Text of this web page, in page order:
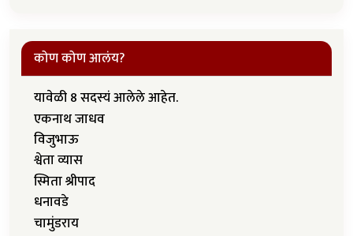
कोण कोण आलंय?
यावेळी 8 सदस्यं आलेले आहेत.
एकनाथ जाधव
विजुभाऊ
श्वेता व्यास
स्मिता श्रीपाद
धनावडे
चामुंडराय